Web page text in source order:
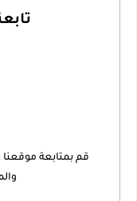
قم بمتابعة موقعنا